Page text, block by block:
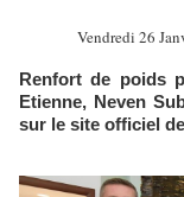
Vendredi 26
Renfort de poids
Etienne, Neven
sur le site officiel